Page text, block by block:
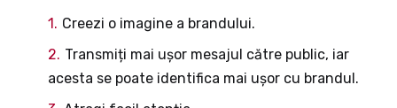
Creezi o imagine a brandului.
Transmiți mai ușor mesajul către public, iar
acesta se poate identifica mai ușor cu brandul.